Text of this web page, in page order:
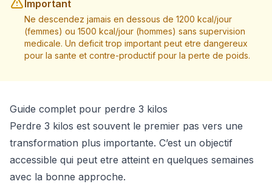
Important
Ne descendez jamais en dessous de 1200 kcal/jour
(femmes) ou 1500 kcal/jour (hommes) sans supervision
medicale. Un deficit trop important peut etre dangereux
pour la sante et contre-productif pour la perte de poids.
Guide complet pour perdre 3 kilos
Perdre 3 kilos est souvent le premier pas vers une
transformation plus importante. C’est un objectif
accessible qui peut etre atteint en quelques semaines
avec la bonne approche.